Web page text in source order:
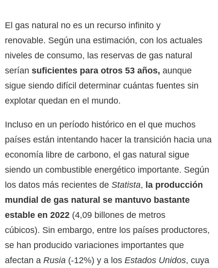
El gas natural no es un recurso infinito y
renovable. Según una estimación, con los actuales
niveles de consumo, las reservas de gas natural
serían suficientes para otros 53 años, aunque
sigue siendo difícil determinar cuántas fuentes sin
explotar quedan en el mundo.
Incluso en un período histórico en el que muchos
países están intentando hacer la transición hacia una
economía libre de carbono, el gas natural sigue
siendo un combustible energético importante. Según
los datos más recientes de Statista, la producción
mundial de gas natural se mantuvo bastante
estable en 2022 (4,09 billones de metros
cúbicos). Sin embargo, entre los países productores,
se han producido variaciones importantes que
afectan a Rusia (-12%) y a los Estados Unidos, cuya